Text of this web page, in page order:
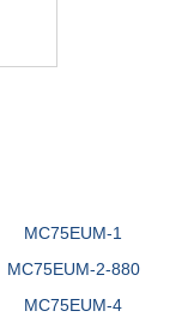
MC75EUM-1
MC75EUM-2-880
MC75EUM-4